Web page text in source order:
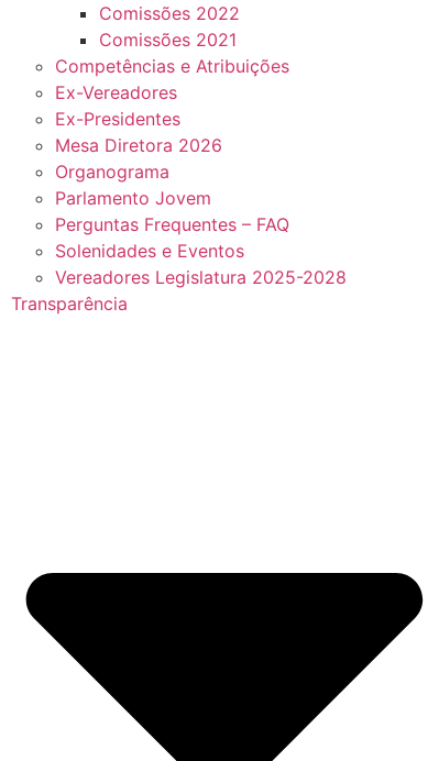
Comissões 2022
Comissões 2021
Competências e Atribuições
Ex-Vereadores
Ex-Presidentes
Mesa Diretora 2026
Organograma
Parlamento Jovem
Perguntas Frequentes – FAQ
Solenidades e Eventos
Vereadores Legislatura 2025-2028
Transparência